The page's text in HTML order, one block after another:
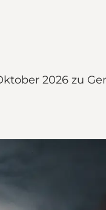
2026 zu